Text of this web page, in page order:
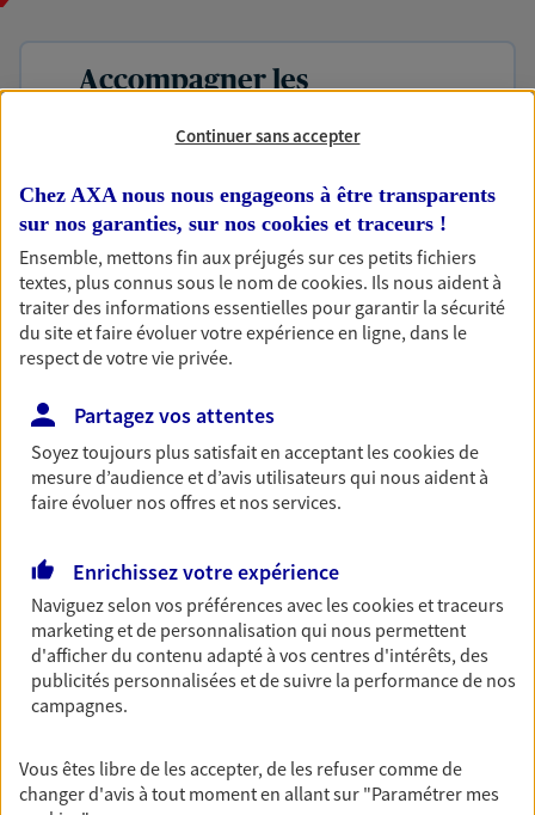
Accompagner les
Comme vous, nous sommes des indépendants. Nous
bâtissons ensemble des solutions cohérentes pour
protéger votre activité, vos collaborateurs... mais aussi
vous-même et votre famille.
Accompagner vos projets de
Achat immobilier, installation, départ à la retraite…
Autant de moments de vie qui nécessitent des solutions
d'assurance et d'épargne. Recevez un conseil d'expert
cohérent avec vos besoins
Vous aider à constituer une
épargne
De nombreuses solutions s'offrent à vous pour faire
fructifier votre épargne. Laquelle correspond à vos
objectifs ? Rien ne remplace les conseils d'un expert :
Continuer sans accepter
Chez AXA nous nous engageons à être transparents
sur nos garanties, sur nos cookies et traceurs !
Ensemble, mettons fin aux préjugés sur ces petits fichiers
textes, plus connus sous le nom decookies. Ils nous aident à
traiter des informations essentielles pour garantir la sécurité
du site et faire évoluer votre expérience en ligne, dans le
respect de votre vie privée.
Partagez vos attentes
Soyez toujours plus satisfait en acceptant lescookiesde
mesure d’audience et d’avis utilisateurs qui nous aident à
faire évoluer nos offres et nos services.
Enrichissez votre expérience
Naviguez selon vos préférences avec lescookies et traceurs
marketing et de personnalisation qui nous permettent
d'afficher du contenu adapté à vos centres d'intérêts, des
publicités personnalisées et de suivre la performance de nos
campagnes.
Vous êtes libre de les accepter, de les refuser comme de
changer d'avis à tout moment en allant sur "Paramétrer mes